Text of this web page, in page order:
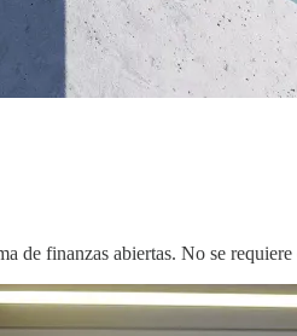
de finanzas abiertas. No se